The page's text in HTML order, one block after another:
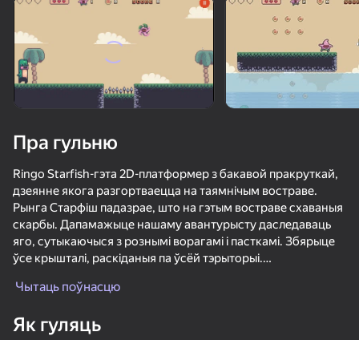
Павярніце прыладу
Гульня працуе толькі ў гарызантальнай
арыентацыі
Apple Worm
Пра гульню
Ringo Starfish-гэта 2D-платформер з бакавой пракруткай,
дзеянне якога разгортваецца на таямнічым востраве.
Рынга Старфіш падазрае, што на гэтым востраве схаваныя
скарбы. Дапамажыце нашаму авантурысту даследаваць
яго, сутыкаючыся з рознымі ворагамі і пасткамі. Збярыце
ўсе крышталі, раскіданыя па ўсёй тэрыторыі.
плаваць і сілу непераможнасці, каб пераадолець усе
інструментам праверкі, які прысутнічае на ўсіх узроўнях.
Чытаць поўнасцю
Як гуляць